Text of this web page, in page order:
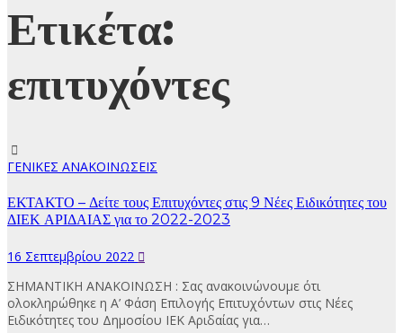
Ετικέτα:
επιτυχόντες
ΓΕΝΙΚΕΣ ΑΝΑΚΟΙΝΩΣΕΙΣ
ΕΚΤΑΚΤΟ – Δείτε τους Επιτυχόντες στις 9 Νέες Ειδικότητες του
ΔΙΕΚ ΑΡΙΔΑΙΑΣ για το 2022-2023
16 Σεπτεμβρίου 2022
ΣΗΜΑΝΤΙΚΗ ΑΝΑΚΟΙΝΩΣΗ : Σας ανακοινώνουμε ότι
ολοκληρώθηκε η Α’ Φάση Επιλογής Επιτυχόντων στις Νέες
Ειδικότητες του Δημοσίου ΙΕΚ Αριδαίας για…